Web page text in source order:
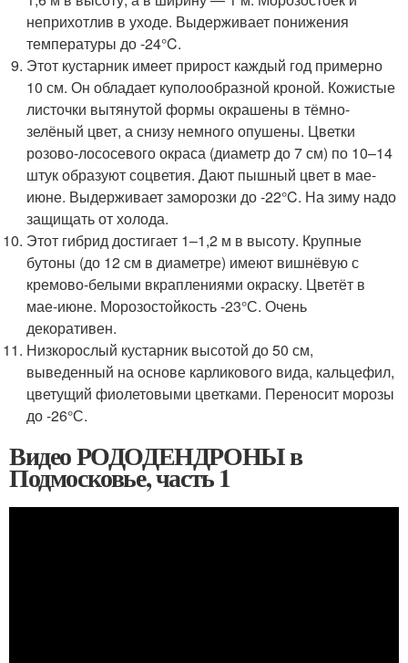
неприхотлив в уходе. Выдерживает понижения
температуры до -24°C.
Этот кустарник имеет прирост каждый год примерно
10 см. Он обладает куполообразной кроной. Кожистые
листочки вытянутой формы окрашены в тёмно-
зелёный цвет, а снизу немного опушены. Цветки
розово-лососевого окраса (диаметр до 7 см) по 10–14
штук образуют соцветия. Дают пышный цвет в мае-
июне. Выдерживает заморозки до -22°C. На зиму надо
защищать от холода.
Этот гибрид достигает 1–1,2 м в высоту. Крупные
бутоны (до 12 см в диаметре) имеют вишнёвую с
кремово-белыми вкраплениями окраску. Цветёт в
мае-июне. Морозостойкость -23°С. Очень
декоративен.
Низкорослый кустарник высотой до 50 см,
выведенный на основе карликового вида, кальцефил,
цветущий фиолетовыми цветками. Переносит морозы
до -26°С.
Видео РОДОДЕНДРОНЫ в
Подмосковье, часть 1